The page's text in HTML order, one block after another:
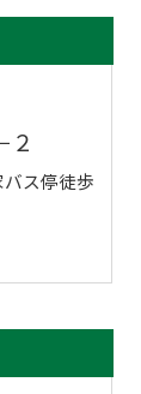
２
ス停徒歩